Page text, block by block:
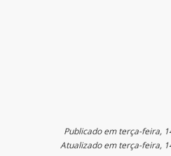
Publicado em terça-feira,
Atualizado em terça-feira,